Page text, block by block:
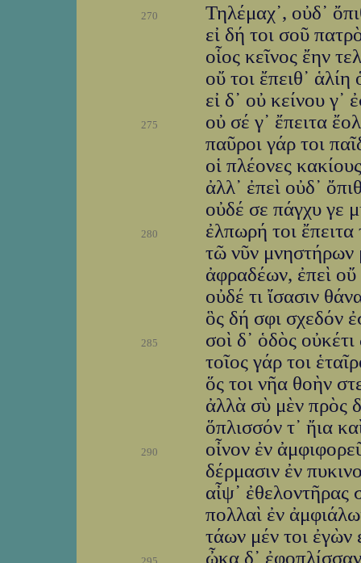
270
Τηλέμαχ᾽, οὐδ᾽
εἰ δή τοι σοῦ
οἷος κεῖνος ἔην
οὔ τοι ἔπειθ᾽
εἰ δ᾽ οὐ κείνου γ᾽
275
οὐ σέ γ᾽ ἔπειτα
παῦροι γάρ τοι
οἱ πλέονες
ἀλλ᾽ ἐπεὶ οὐδ᾽
οὐδέ σε πάγχυ γε
280
ἐλπωρή τοι
τῶ νῦν μνηστήρων
ἀφραδέων, ἐπεὶ οὔ
οὐδέ τι ἴσασιν
ὃς δή σφι σχεδόν
285
σοὶ δ᾽ ὁδὸς
τοῖος γάρ τοι
ὅς τοι νῆα θοὴν
ἀλλὰ σὺ μὲν πρὸς
ὅπλισσόν τ᾽ ἤια
290
οἶνον ἐν
δέρμασιν ἐν
αἶψ᾽ ἐθελοντῆρας
πολλαὶ ἐν
τάων μέν τοι ἐγὼν
ὦκα δ᾽